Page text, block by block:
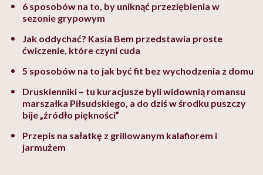
6 sposobów na to, by uniknąć przeziębienia w
sezonie grypowym
Jak oddychać? Kasia Bem przedstawia proste
ćwiczenie, które czyni cuda
5 sposobów na to jak być fit bez wychodzenia z domu
Druskienniki – tu kuracjusze byli widownią romansu
marszałka Piłsudskiego, a do dziś w środku puszczy
bije „źródło piękności”
Przepis na sałatkę z grillowanym kalafiorem i
jarmużem